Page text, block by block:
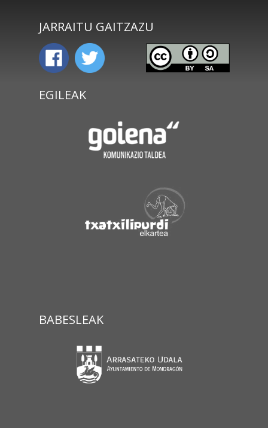
JARRAITU GAITZAZU
EGILEAK
BABESLEAK